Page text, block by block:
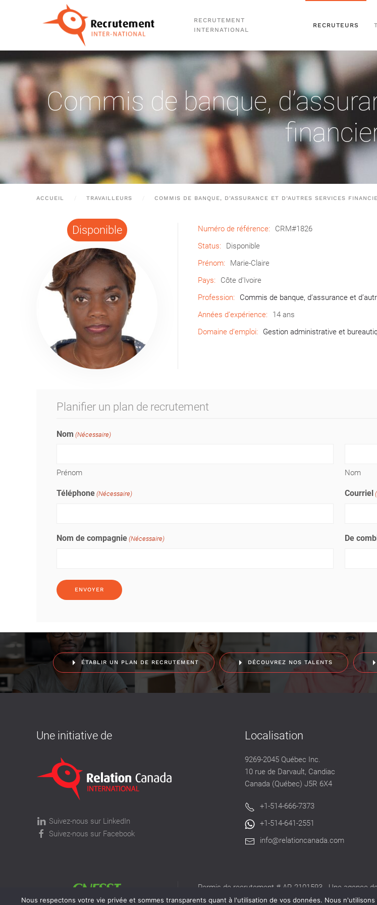
Passer au contenu principal
RECRUTEMENT
INTERNATIONAL
RECRUTEURS
Commis de banque,
ACCUEIL TRAVAILLEURS COMMIS DE BANQUE, D’ASSURANCE ET D’AUTRES SERVICES
Disponible Numéro de référence:
CRM#1826
Status:
Disponible
Prénom:
Marie-Claire
Pays:
Côte d’Ivoire
Profession:
Commis de banque, d’assurance et
Années d’expérience:
14 ans
Domaine d’emploi:
Gestion administrative et
Planifier un plan de recrutement
Nom (Nécessaire)
Prénom Nom
Téléphone (Nécessaire) Courriel
Nom de compagnie (Nécessaire) De
ÉTABLIR UN PLAN DE RECRUTEMENT DÉCOUVREZ NOS TALENTS
Une initiative de
Suivez-nous sur LinkedIn
Suivez-nous sur Facebook
Localisation
9269-2045 Québec Inc.
10 rue de Darvault, Candiac
Canada (Québec) J5R 6X4
+1-514-666-7373
+1-514-641-2551
info@relationcanada.com
Permis de recrutement # AR-2101593 - Une agence
permis valide délivré par la CNESST pour exercer ses
Nous respectons votre vie privée et sommes transparents quant à l'utilisation de vos données. Nous